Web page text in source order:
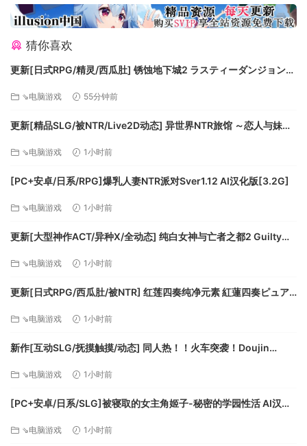
存储空间:需要 4 GB 可用空间
推荐配置:
操作系统:Windows 10 (64-bit)
处理器:Intel Core i5 or equivalent
显卡:Vulkan support with 3 GB VRAM (Nvidia
series)
存储空间:需要 8 GB 可用空间
猜你喜欢
更新[日式RPG/精灵/西瓜肚] 锈蚀地下城2 ラスティーダンジョン2
⇘电脑游戏 55分钟前
更新[精品SLG/被NTR/Live2D动态] 异世界NTR旅馆 ～恋人与妹妹
⇘电脑游戏 1小时前
[PC+安卓/日系/RPG]爆乳人妻NTR派对Sver1.12 AI汉化版[3.2G]
⇘电脑游戏 1小时前
更新[大型神作ACT/异种X/全动态] 纯白女神与亡者之都2 Guilty
⇘电脑游戏 1小时前
更新[日式RPG/西瓜肚/被NTR] 红莲四奏纯净元素 紅蓮四奏ピュア
⇘电脑游戏 1小时前
新作[互动SLG/抚摸触摸/动态] 同人热！！火车突袭！Doujin
⇘电脑游戏 1小时前
[PC+安卓/日系/SLG]被寝取的女主角姬子-秘密的学园性活 AI汉化
⇘电脑游戏 1小时前